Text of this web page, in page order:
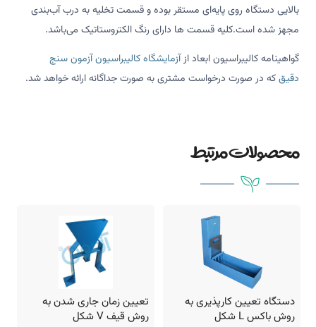
بالایی دستگاه روی پایه‌ای مستقر بوده و قسمت تخلیه به درب آب‌بندی
مجهز شده است.کلیه قسمت ها دارای رنگ الکتروستاتیک می‌باشد.
گواهینامه کالیبراسیون ابعاد ازآزمایشگاه کالیبراسیونآزمون سنج
دقیقکه در صورت درخواست مشتری به صورت جداگانه ارائه خواهد شد.
محصولات مرتبط
تعیین زمان جاری شدن به
روش قیف V شکل
دستگاه تعیین کارپذیری به
روش باکس L شکل